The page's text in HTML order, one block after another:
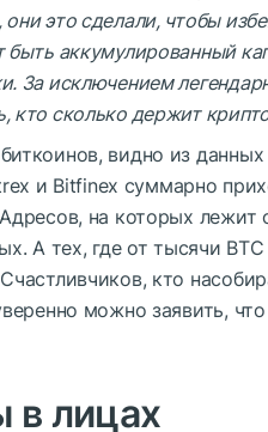
это сделали, чтобы
аккумулированный
За исключением
сколько держит
видно из данных
и Bitfinex суммарно
на которых лежит
А тех, где от тысячи
кто
можно заявить,
в лицах